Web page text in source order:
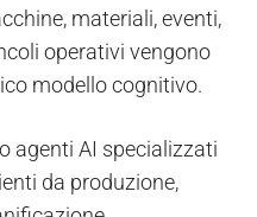
materiali, eventi,
operativi vengono
modello cognitivo.
agenti AI specializzati
da produzione,